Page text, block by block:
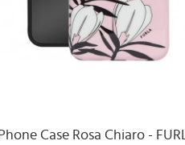
Phone Case Rosa Chiaro -